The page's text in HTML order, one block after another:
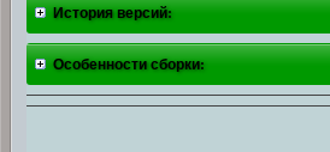
История версий:
Особенности сборки: